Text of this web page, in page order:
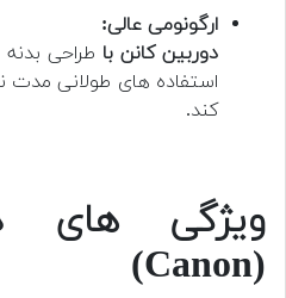
ارگونومی عالی:
دوربین کانن با طراحی
استفاده های طولانی مدت
کند.
ویژگی های
(Canon)